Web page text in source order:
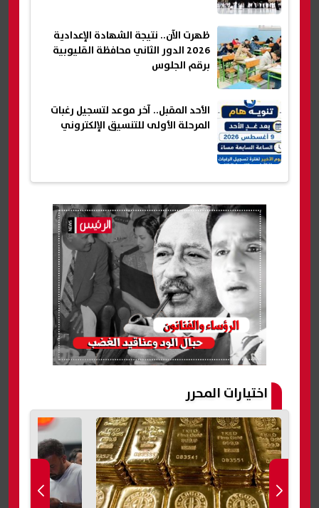
ظهرت الآن.. نتيجة الشهادة الإعدادية
2026 الدور الثاني محافظة القليوبية
برقم الجلوس
الأحد المقبل.. آخر موعد لتسجيل رغبات
المرحلة الأولى للتنسيق الإلكتروني
اختيارات المحرر